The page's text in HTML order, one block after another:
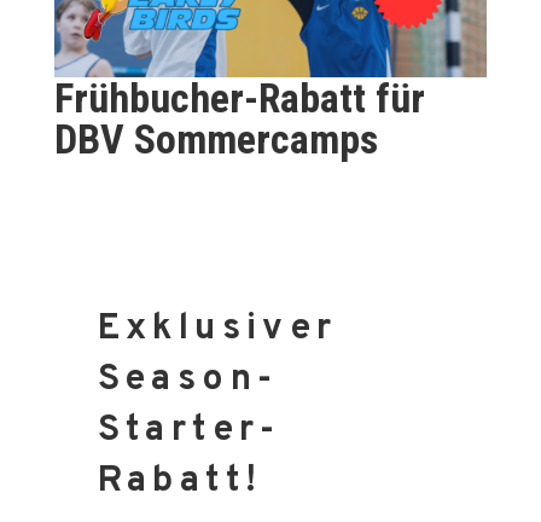
Frühbucher-Rabatt für
DBV Sommercamps
Exklusiver
Season-
Starter-
Rabatt!